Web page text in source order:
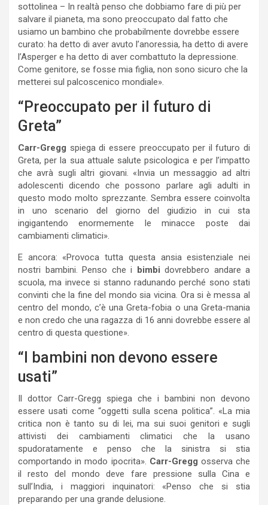
sottolinea – In realtà penso che dobbiamo fare di più per
salvare il pianeta, ma sono preoccupato dal fatto che
usiamo un bambino che probabilmente dovrebbe essere
curato: ha detto di aver avuto l’anoressia, ha detto di avere
l’Asperger e ha detto di aver combattuto la depressione.
Come genitore, se fosse mia figlia, non sono sicuro che la
metterei sul palcoscenico mondiale».
“Preoccupato per il futuro di
Greta”
Carr-Gregg spiega di essere preoccupato per il futuro di
Greta, per la sua attuale salute psicologica e per l’impatto
che avrà sugli altri giovani. «Invia un messaggio ad altri
adolescenti dicendo che possono parlare agli adulti in
questo modo molto sprezzante. Sembra essere coinvolta
in uno scenario del giorno del giudizio in cui sta
ingigantendo enormemente le minacce poste dai
cambiamenti climatici».
E ancora: «Provoca tutta questa ansia esistenziale nei
nostri bambini. Penso che i bimbi dovrebbero andare a
scuola, ma invece si stanno radunando perché sono stati
convinti che la fine del mondo sia vicina. Ora si è messa al
centro del mondo, c’è una Greta-fobia o una Greta-mania
e non credo che una ragazza di 16 anni dovrebbe essere al
centro di questa questione».
“I bambini non devono essere
usati”
Il dottor Carr-Gregg spiega che i bambini non devono
essere usati come “oggetti sulla scena politica”. «La mia
critica non è tanto su di lei, ma sui suoi genitori e sugli
attivisti dei cambiamenti climatici che la usano
spudoratamente e penso che la sinistra si stia
comportando in modo ipocrita». Carr-Gregg osserva che
il resto del mondo deve fare pressione sulla Cina e
sull’India, i maggiori inquinatori: «Penso che si stia
preparando per una grande delusione.